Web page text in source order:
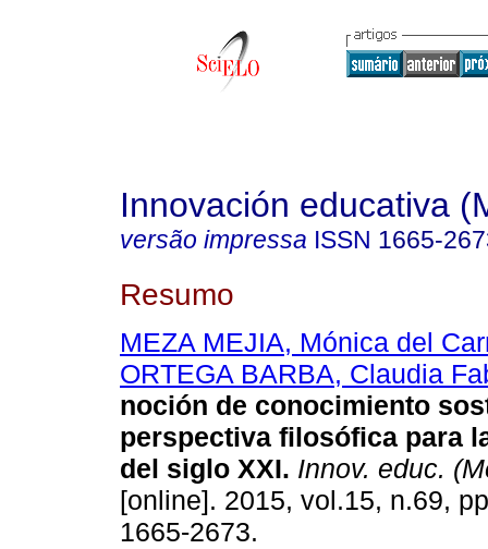
Innovación educativa
versão impressa ISSN 1665-
Resumo
MEZA MEJIA, Mónica del
ORTEGA BARBA, Claudia
noción de conocimiento
perspectiva filosófica para
del siglo XXI. Innov. educ.
[online]. 2015, vol.15, n.69,
1665-2673.